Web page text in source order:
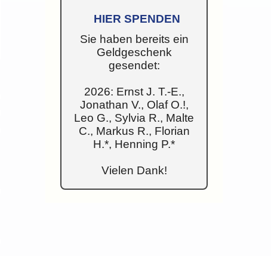
HIER SPENDEN
Sie haben bereits ein
Geldgeschenk
gesendet:
2026: Ernst J. T.-E.,
Jonathan V., Olaf O.!,
Leo G., Sylvia R., Malte
C., Markus R., Florian
H.*, Henning P.*
Vielen Dank!